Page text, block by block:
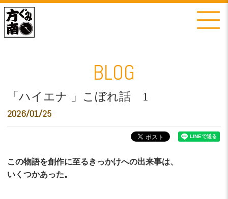
BLOG
「ハイエナ 」こぼれ話 1
2026/01/25
この物語を創作に至るきっかけへの出来事は、
いくつかあった。